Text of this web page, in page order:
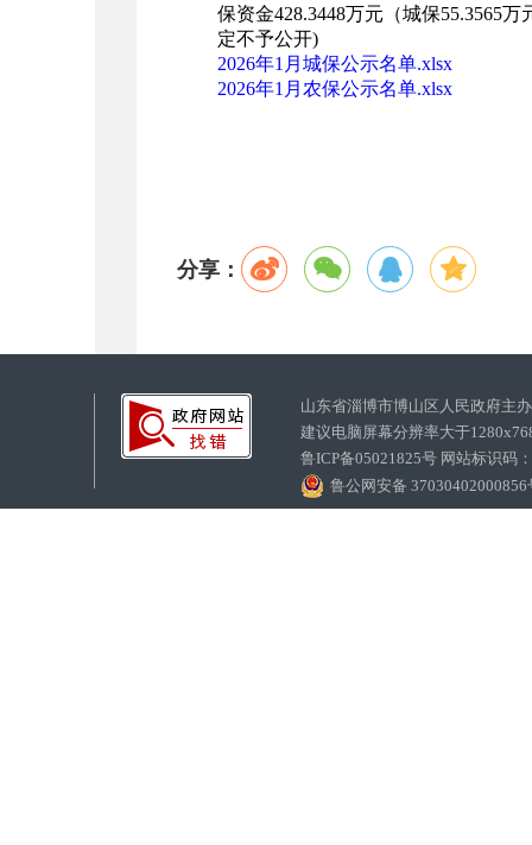
保资金428.3448万元（城保55.3565万
定不予公开)
2026年1月城保公示名单.xlsx
2026年1月农保公示名单.xlsx
分享：
山东省淄博市博山区人民政府
建议电脑屏幕分辨率大于
鲁ICP备05021825号 网站标识码
鲁公网安备 37030402000856